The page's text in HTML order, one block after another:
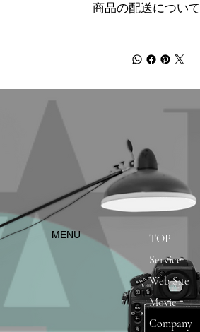
商品の配送について
​MENU
TOP
Service
Web Site
Movie
Company